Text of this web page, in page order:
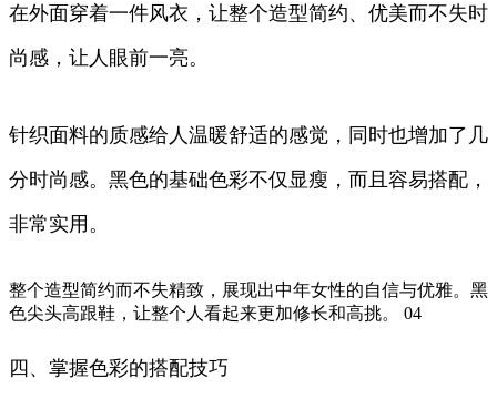
在外面穿着一件风衣，让整个造型简约、优美而不失时
尚感，让人眼前一亮。
针织面料的质感给人温暖舒适的感觉，同时也增加了几
分时尚感。黑色的基础色彩不仅显瘦，而且容易搭配，
非常实用。
整个造型简约而不失精致，展现出中年女性的自信与优雅。黑
色尖头高跟鞋，让整个人看起来更加修长和高挑。 04
四、掌握色彩的搭配技巧